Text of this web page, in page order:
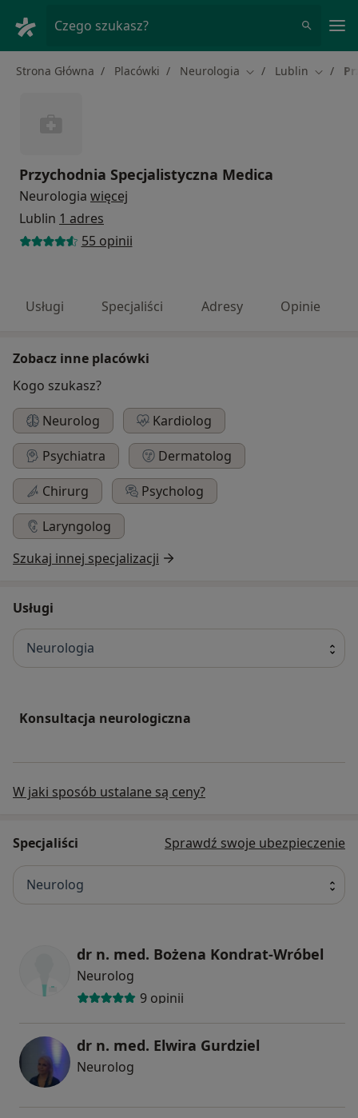
Czego szukasz?
Strona Główna Placówki Neurologia Zmień miasto
Lublin Zmień
Przychodnia Specjalistyczna Medica
Neurologia więcej
Lublin 1 adres
55 opinii
Usługi Specjaliści Adresy Opinie
Zobacz inne placówki
Kogo szukasz?
Neurolog
Kardiolog
Psychiatra
Dermatolog
Chirurg
Psycholog
Laryngolog
Szukaj innej specjalizacji
Usługi
Neurologia
Konsultacja neurologiczna
W jaki sposób ustalane są ceny?
Specjaliści Sprawdź swoje ubezpieczenie
Neurolog
dr n. med. Bożena Kondrat-Wróbel
Neurolog
9 opinii
dr n. med. Elwira Gurdziel
Neurolog